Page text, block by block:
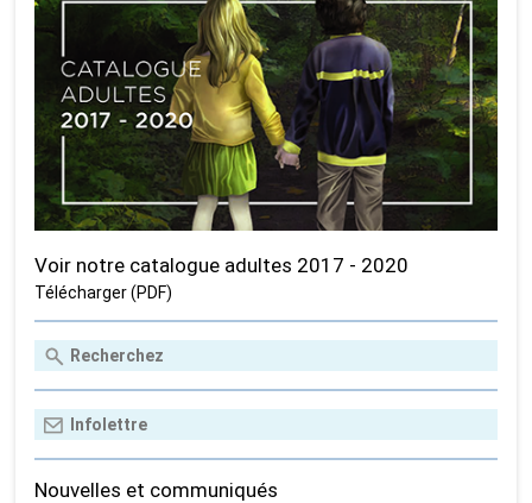
Voir notre catalogue adultes 2017 - 2020
Télécharger (PDF)
Nouvelles et communiqués